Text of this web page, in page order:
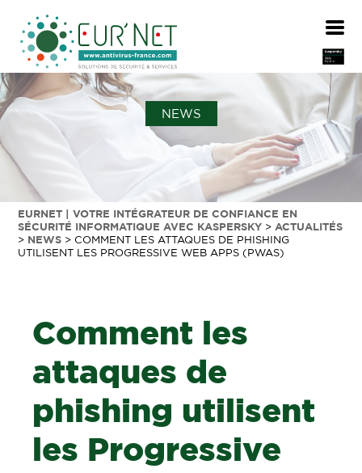
NEWS
EURNET | VOTRE INTÉGRATEUR DE CONFIANCE EN
SÉCURITÉ INFORMATIQUE AVEC KASPERSKY >ACTUALITÉS
> NEWS > COMMENT LES ATTAQUES DE PHISHING
UTILISENT LES PROGRESSIVE WEB APPS (PWAS)
Comment les
attaques de
phishing utilisent
les Progressive